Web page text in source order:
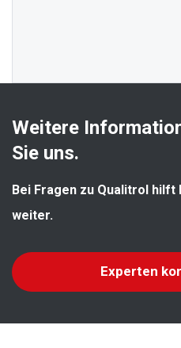
Weitere
Sie uns.
Bei Fragen zu Qualitrol
weiter.
Experten